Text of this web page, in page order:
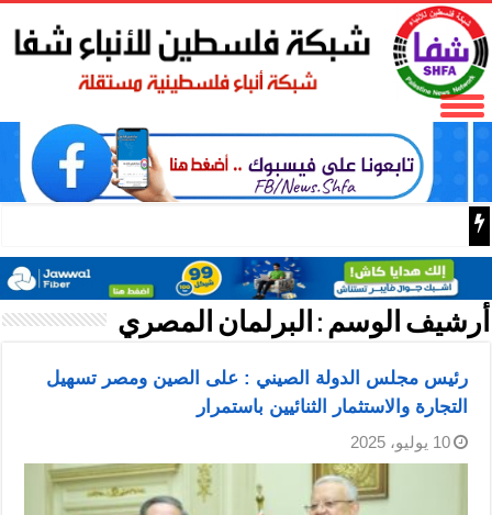
نادي الأسير: الاحتلال يعتقل ويحقق ميدانياً مع أكثر من (60) مواطناً من مخيم قلنديا
أرشيف الوسم : البرلمان المصري
رئيس مجلس الدولة الصيني : على الصين ومصر تسهيل
التجارة والاستثمار الثنائيين باستمرار
10 يوليو، 2025